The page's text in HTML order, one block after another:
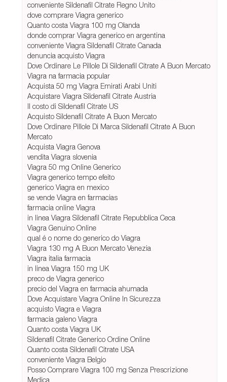
conveniente Sildenafil Citrate Regno Unito
dove comprare Viagra generico
Quanto costa Viagra 100 mg Olanda
donde comprar Viagra generico en argentina
conveniente Viagra Sildenafil Citrate Canada
denuncia acquisto Viagra
Dove Ordinare Le Pillole Di Sildenafil Citrate A Buon Mercato
Viagra na farmacia popular
Acquista 50 mg Viagra Emirati Arabi Uniti
Acquistare Viagra Sildenafil Citrate Austria
Il costo di Sildenafil Citrate US
Acquisto Sildenafil Citrate A Buon Mercato
Dove Ordinare Pillole Di Marca Sildenafil Citrate A Buon
Mercato
Acquista Viagra Genova
vendita Viagra slovenia
Viagra 50 mg Online Generico
Viagra generico tempo efeito
generico Viagra en mexico
se vende Viagra en farmacias
farmacia online Viagra
in linea Viagra Sildenafil Citrate Repubblica Ceca
Viagra Genuino Online
qual é o nome do generico do Viagra
Viagra 130 mg A Buon Mercato Venezia
Viagra italia farmacia
in linea Viagra 150 mg UK
preco de Viagra generico
precio del Viagra en farmacia ahumada
Dove Acquistare Viagra Online In Sicurezza
acquisto Viagra e Viagra
farmacia galeno Viagra
Quanto costa Viagra UK
Sildenafil Citrate Generico Ordine Online
Quanto costa Sildenafil Citrate USA
conveniente Viagra Belgio
Posso Comprare Viagra 100 mg Senza Prescrizione
Medica